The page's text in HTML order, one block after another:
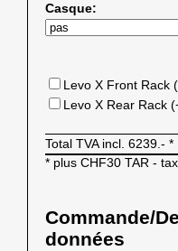
Casque:
Levo X Front Rack
Levo X Rear Rack
Total TVA incl.6239.- *
* plus CHF30 TAR -
Commande/
données